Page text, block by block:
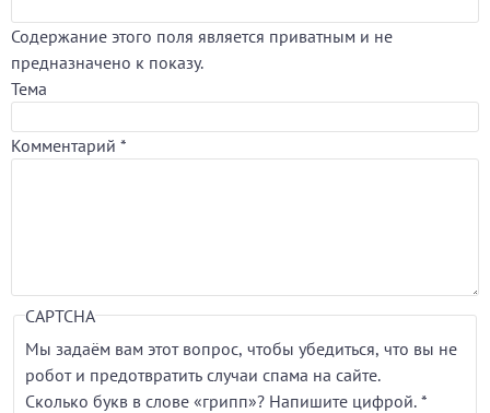
Содержание этого поля является приватным и не
предназначено к показу.
Тема
Комментарий *
CAPTCHA
Мы задаём вам этот вопрос, чтобы убедиться, что вы не
робот и предотвратить случаи спама на сайте.
Сколько букв в слове «грипп»? Напишите цифрой. *